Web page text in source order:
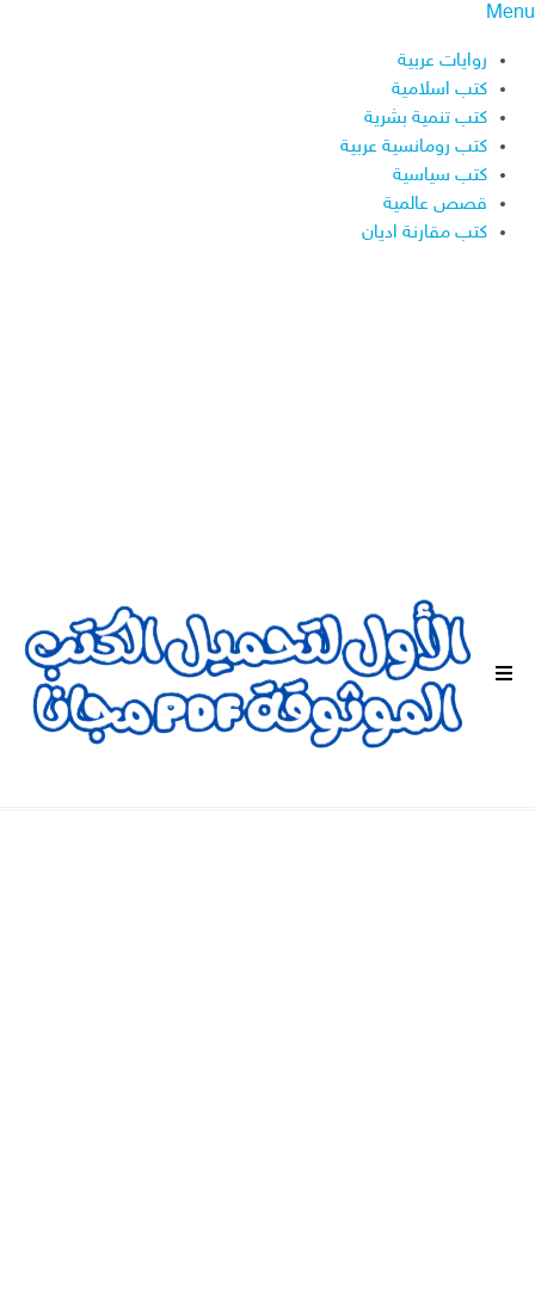
Menu
روايات عربية
كتب اسلامية
كتب تنمية بشرية
كتب رومانسية عربية
كتب سياسية
قصص عالمية
كتب مقارنة اديان
ا